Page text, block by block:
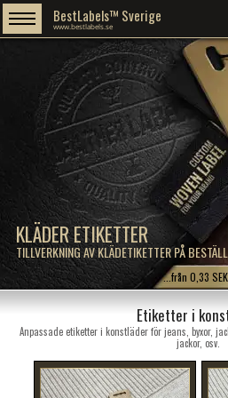
KLÄDER ETIKETTER
TILLVERKNING AV KLÄDETIKETTER PÅ
BestLabels™ Sverige
www.bestlabels.se
...från 0,33
Etiketter i
Anpassade etiketter i konstläder för jeans, byxor,
jackor, osv.